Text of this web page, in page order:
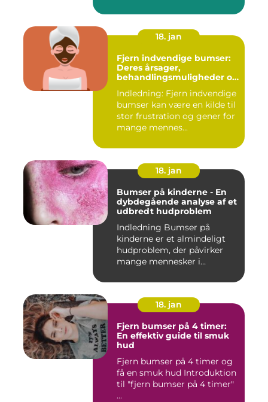
18. jan
Fjern indvendige bumser:
Deres årsager,
behandlingsmuligheder og
Indledning: Fjern indvendige
bumser kan være en kilde til
stor frustration og gener for
mange mennes...
18. jan
Bumser på kinderne - En
dybdegående analyse af et
udbredt hudproblem
Indledning Bumser på
kinderne er et almindeligt
hudproblem, der påvirker
mange mennesker i
18. jan
Fjern bumser på 4 timer:
En effektiv guide til smuk
hud
Fjern bumser på 4 timer og
få en smuk hud Introduktion
til "fjern bumser på 4 timer"
...